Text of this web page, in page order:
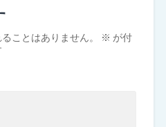
ことはありません。 ※ が付